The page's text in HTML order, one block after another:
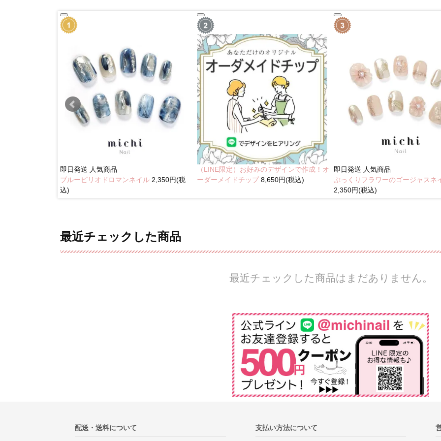
即日発送 人気商品
ブルーピリオドロマンネイル 2,350円(税
込)
（LINE限定）お好みのデザインで作成！オ
ーダーメイドチップ8,650円(税込)
即日発送 人気商品
ぷっくりフラワーのゴージャスネ
2,350円(税込)
最近チェックした商品
最近チェックした商品はまだありません。
配送・送料について 支払い方法について